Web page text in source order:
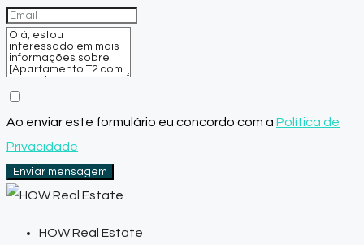
Ao enviar este formulário eu concordo com a Política de
Privacidade
Enviar mensagem
HOW Real Estate